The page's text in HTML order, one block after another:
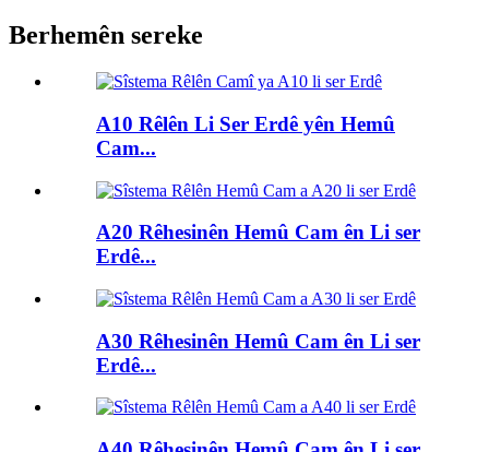
Berhemên sereke
A10 Rêlên Li Ser Erdê yên Hemû
Cam...
A20 Rêhesinên Hemû Cam ên Li ser
Erdê...
A30 Rêhesinên Hemû Cam ên Li ser
Erdê...